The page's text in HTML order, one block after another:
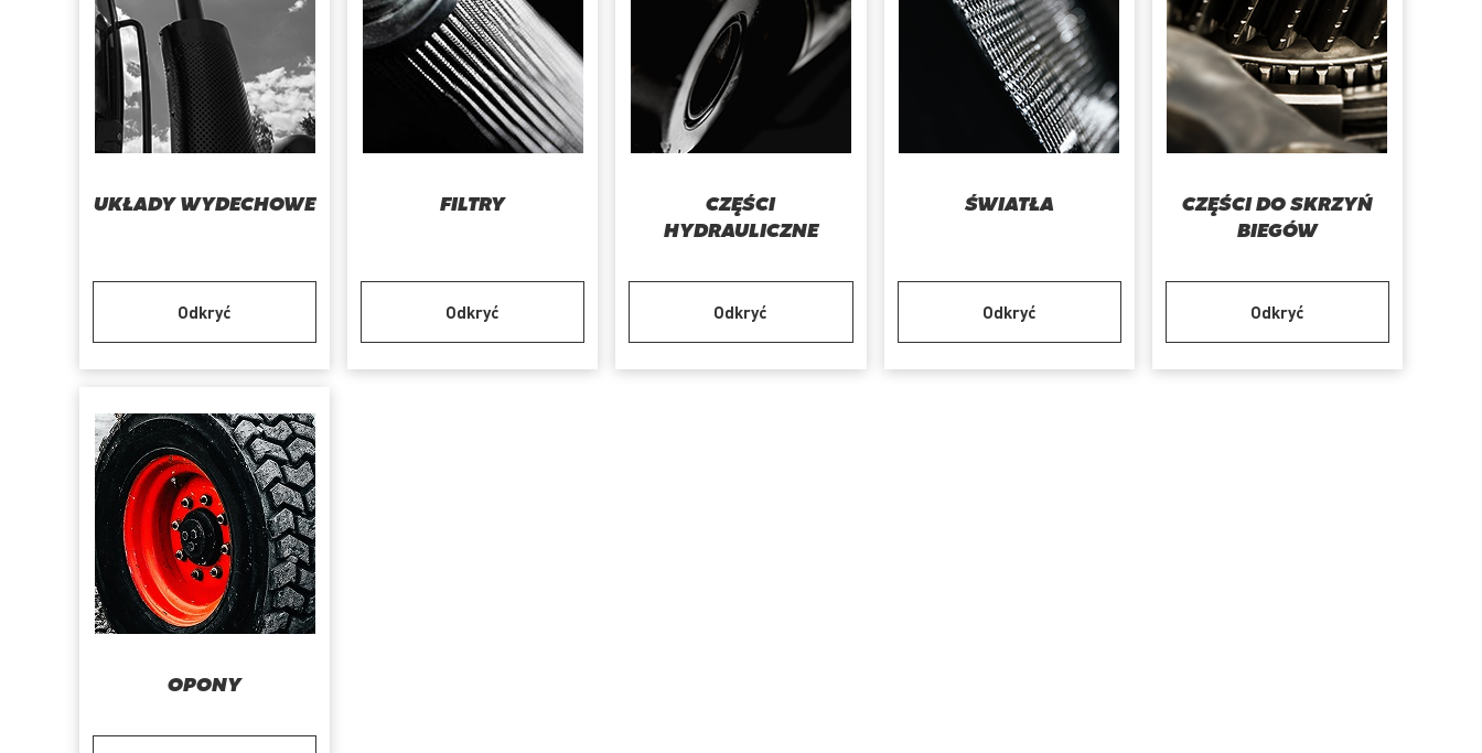
UKŁADY WYDECHOWE
Odkryć
FILTRY
Odkryć
CZĘŚCI
HYDRAULICZNE
Odkryć
ŚWIATŁA
Odkryć
CZĘŚCI DO SKRZYŃ
BIEGÓW
Odkryć
OPONY